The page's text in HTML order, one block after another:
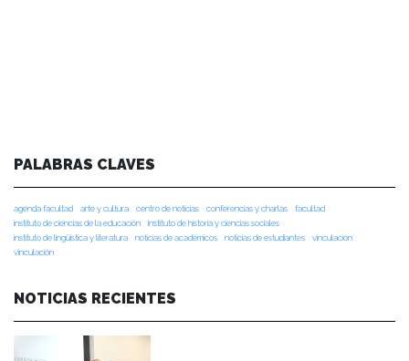
PALABRAS CLAVES
agenda facultad arte y cultura centro de noticias conferencias y charlas
facultad
instituto de ciencias de la educación
instituto de historia y ciencias sociales
instituto de lingüística y literatura
noticias de académicos noticias de estudiantes
vinculacion
vinculación
NOTICIAS RECIENTES